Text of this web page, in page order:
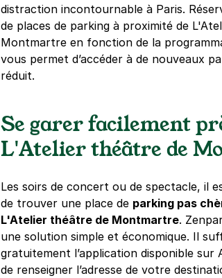
Paris - Châteaudun -
45 rue Lafitte
75009Paris
4,4(468 avis)
Paris - Haussmann - Le
75009Paris
4,2(45 avis)
Réserver
+ Abonnements disponibles
distraction incontournable à Paris.
de places de parking à proximité de
Montmartre en fonction de la
vous permet d’accéder à de nouveaux
réduit.
Se garer facilement
L'Atelier théâtre de
Les soirs de concert ou de spectacle, il
de trouver une place de parking pas
L'Atelier théâtre de Montmartre.
une solution simple et économique. Il
gratuitement l’application disponible sur
de renseigner l’adresse de votre